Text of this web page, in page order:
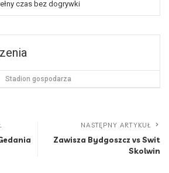
czas bez dogrywki
Stadion gospodarza
NASTĘPNY ARTYKUŁ
Zawisza Bydgoszcz vs Swit
Skolwin